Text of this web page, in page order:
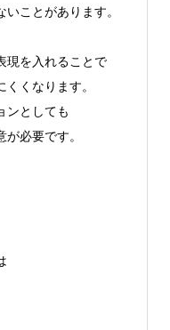
ことがあります。
現を入れることで
くなります。
ンとしても
必要です。